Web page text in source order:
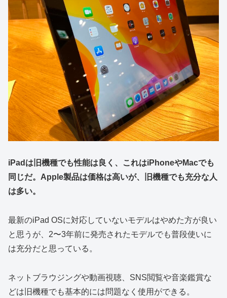
iPadは旧機種でも性能は良く、これはiPhoneやMacでも
同じだ。Apple製品は価格は高いが、旧機種でも充分な人
は多い。
最新のiPad OSに対応していないモデルはやめた方が良い
と思うが、2〜3年前に発売されたモデルでも普段使いに
は充分だと思っている。
ネットブラウジングや動画視聴、SNS閲覧や音楽鑑賞な
どは旧機種でも基本的には問題なく使用ができる。